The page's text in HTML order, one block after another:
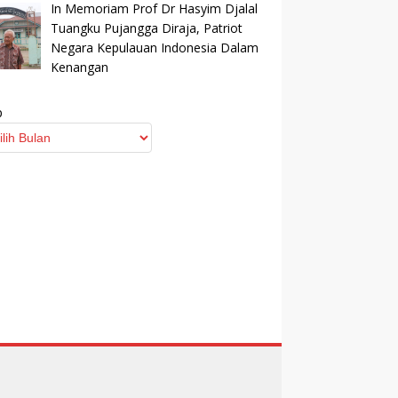
In Memoriam Prof Dr Hasyim Djalal
Tuangku Pujangga Diraja, Patriot
Negara Kepulauan Indonesia Dalam
Kenangan